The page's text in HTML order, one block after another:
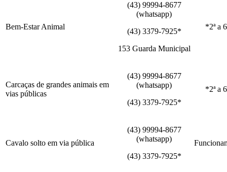
Bem-Estar Animal
(43) 99994-8677
(whatsapp)
(43) 3379-7925*
153 Guarda Municipal
*2ª a
Carcaças de grandes animais em
vias públicas
(43) 99994-8677
(whatsapp)
(43) 3379-7925*
*2ª a
Cavalo solto em via pública
(43) 99994-8677
(whatsapp)
(43) 3379-7925*